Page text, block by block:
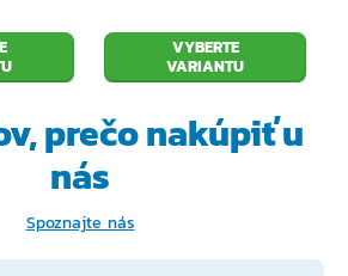
VYBERTE
VARIANTU
prečonakúpiť u
nás
Spoznajte nás